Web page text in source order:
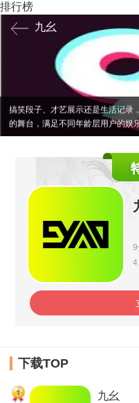
排行榜
九幺
九幺短视频是一款以娱乐为主
的原创内容和热门话题。用户可
式参与互动，同时也可以发布自己
滴。平台注重用户体验，界面简洁
每位用户都能发现感兴趣的内容。
作工具和特效，帮助创作者轻松制
搞笑段子、才艺展示还是生活记录
的舞台，满足不同年龄层用户的娱
9
4
下载TOP
1 九幺